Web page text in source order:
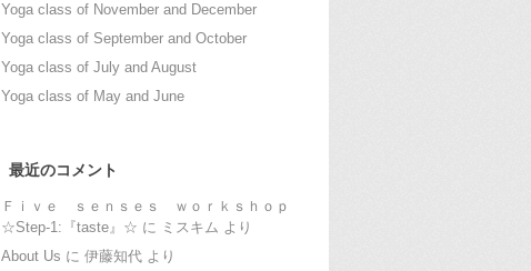
Yoga class of November and December
Yoga class of September and October
Yoga class of July and August
Yoga class of May and June
最近のコメント
Ｆｉｖｅ ｓｅｎｓｅｓ ｗｏｒｋｓｈｏｐ
☆Step-1:『taste』☆ に ミスキム より
About Us に 伊藤知代 より